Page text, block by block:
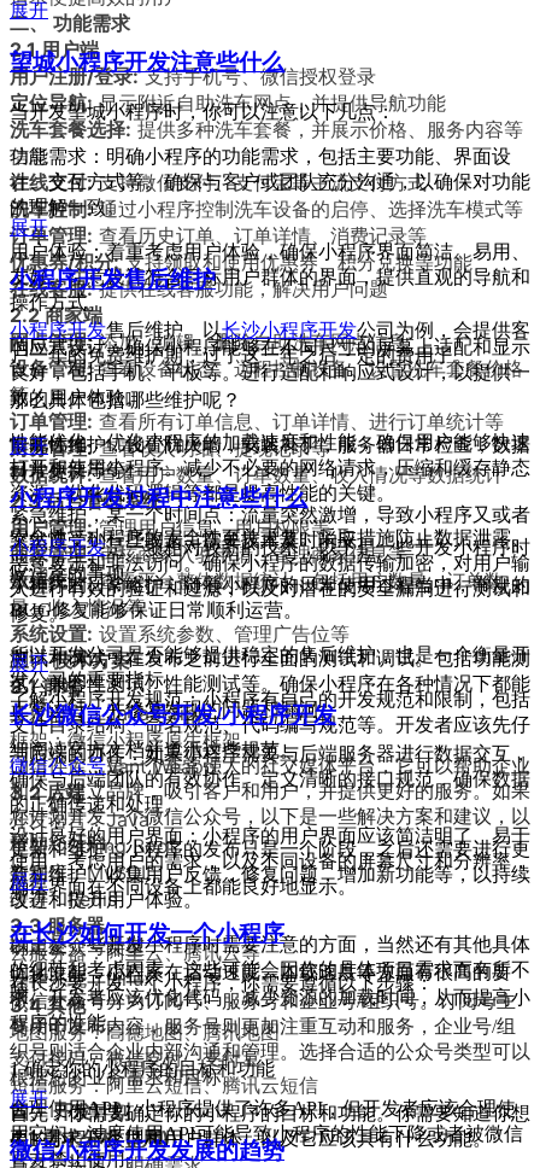
二、 功能需求
2.1 用户端
用户注册/登录:支持手机号、微信授权登录
定位导航:显示附近自助洗车网点，并提供导航功能
洗车套餐选择:提供多种洗车套餐，并展示价格、服务内容等
信息
在线支付:支持微信支付、支付宝等主流支付方式
洗车控制:通过小程序控制洗车设备的启停、选择洗车模式等
订单管理: 查看历史订单、订单详情、消费记录等
优惠券/积分:支持领取和使用优惠券、积分兑换等功能
在线客服:提供在线客服功能，解决用户问题
2.2 商家端
网点管理:添加、编辑、删除自助洗车网点信息
设备管理:查看设备状态、远程控制设备、设置洗车套餐价格
等
订单管理: 查看所有订单信息、订单详情、进行订单统计等
财务管理:查看收入明细、提现记录等
数据统计:查看用户数量、订单数量、收入情况等数据统计
2.3 后台管理系统
用户管理:管理用户信息、用户权限等
商家管理:审核商家入驻申请、管理商家信息等
数据统计:查看平台整体数据统计，包括用户数量、订单数
量、收入情况等
系统设置: 设置系统参数、管理广告位等
三、 技术方案
3.1 前端
开发语言：JavaScript
框架：微信小程序原生框架
UI组件库：Vant Weapp
3.2 后端
开发语言：Java
框架：Spring Boot
数据库：MySQL
缓存：Redis
3.3 服务器
云服务器：阿里云、腾讯云等
操作系统：Linux
3.4 其他
地图服务：高德地图、腾讯地图
支付接口：微信支付、支付宝
短信服务：阿里云短信、腾讯云短信
四、 开发计划
4.1 需求分析 (1周)
展开
望城小程序开发注意些什么
当开发望城小程序时，你可以注意以下几点：
功能需求：明确小程序的功能需求，包括主要功能、界面设
计、交互方式等。确保与客户或团队充分沟通，以确保对功能
的理解一致。
用户体验：着重考虑用户体验，确保小程序界面简洁、易用、
友好。注意设计符合目标用户群体的界面，提供直观的导航和
操作方式。
响应式设计：确保小程序能够在不同尺寸的屏幕上适配和显示
良好，包括手机、平板等。进行适配和响应式设计，以提供一
致的用户体验。
性能优化：优化小程序的加载速度和性能，确保用户能够快速
打开和使用小程序。减少不必要的网络请求，压缩和缓存静态
资源，优化代码逻辑等都是提高性能的关键。
安全性：小程序的安全性至关重要。采取措施防止数据泄露、
恶意攻击和非法访问。确保小程序的数据传输加密，对用户输
入进行有效的验证和过滤，以及对潜在的安全漏洞进行测试和
修复。
测试和调试：在发布之前进行全面的测试和调试。包括功能测
试、兼容性测试、性能测试等。确保小程序在各种情况下都能
正常运行，并修复发现的问题和漏洞。
与后端的协作：如果小程序需要与后端服务器进行数据交互，
确保与后端团队的有效协作。定义清晰的接口规范，确保数据
的正确传递和处理。
更新和维护：小程序的发布只是一个阶段，之后还需要进行更
新和维护。收集用户反馈，修复问题，增加新功能等，以持续
改进和提升用户体验。
以上是一些开发小程序时需要注意的方面，当然还有其他具体
的细节和考虑因素，这些可能会因你的具体项目需求而有所不
同。
展开
小程序开发售后维护
小程序开发售后维护。以长沙小程序开发公司为例，会提供客
户一年的免费维护期，过了这一年之后一定的费用了。
那么具体包括哪些维护呢？
常规性维护，设置防火墙，安装补丁，服务器日常检查，数据
日常更新等等。
紧急维护，某一个时间点：流量突然激增，导致小程序又或者
突然遭受到一些攻击，需要技术及时响应。
小程序的日常维护，随着小程序的日常使用过程当中，常规的
BUG修复能够保证日常顺利运营。
所以开发公司是否能够提供稳定的售后维护，也是一个衡量开
发公司的重要指标。
展开
小程序开发过程中注意些什么
小程序开发是一项相对较新的技术，以下是一些开发小程序时
应注意的事项：
了解小程序开发规范：小程序有自己的开发规范和限制，包括
文件目录结构、命名规范、代码编写规范等。开发者应该先仔
细阅读官方文档并遵循这些规范。
设计良好的用户界面：小程序的用户界面应该简洁明了、易于
使用。考虑用户的需求，以及不同设备的屏幕尺寸和分辨率，
确保界面在不同设备上都能良好地显示。
优化性能：小程序在启动速度、加载速度等方面有很高的要
求。开发者应该优化代码，减少资源的加载时间，从而提高小
程序的性能。
合理使用API：小程序提供了许多API，但开发者应该合理使
用它们。过度使用API可能导致小程序的性能下降或者被微信
官方禁止使用。
展开
长沙微信公众号开发/小程序开发
微信公众号是一个非常强大的社交媒体平台，它可以帮助企业
和个人建立品牌，吸引客户和用户，并提供更好的服务。如果
您计划开发一个微信公众号，以下是一些解决方案和建议，以
帮助您开始。
确定公众号类型
微信公众号分为订阅号、服务号和企业号/组织号。订阅号主
要用于发布内容，服务号则更加注重互动和服务，企业号/组
织号则适合企业内部沟通和管理。选择合适的公众号类型可以
根据您的业务需求和目标。
展开
在长沙如何开发一个小程序
在长沙要开发一个小程序，你需要遵循以下步骤：
1.确定你的小程序的目标和功能
首先，你需要确定你的小程序的目标和功能。你需要知道你想
要的小程序类型和用户群体，以及它应该具有什么功能。
展开
微信小程序开发发展的趋势